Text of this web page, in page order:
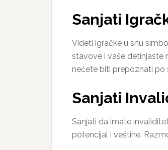
Sanjati
Videti igračke u snu
stavove i vaše detinjaste
nećete biti prepoznati po
Sanjati
Sanjati da imate
potencijal i veštine.